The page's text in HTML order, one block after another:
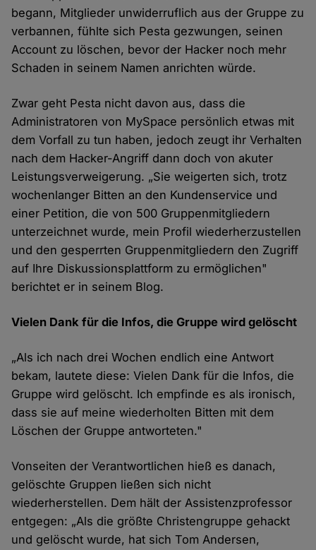
begann, Mitglieder unwiderruflich aus der Gruppe zu
verbannen, fühlte sich Pesta gezwungen, seinen
Account zu löschen, bevor der Hacker noch mehr
Schaden in seinem Namen anrichten würde.
Zwar geht Pesta nicht davon aus, dass die
Administratoren von MySpace persönlich etwas mit
dem Vorfall zu tun haben, jedoch zeugt ihr Verhalten
nach dem Hacker-Angriff dann doch von akuter
Leistungsverweigerung. „Sie weigerten sich, trotz
wochenlanger Bitten an den Kundenservice und
einer Petition, die von 500 Gruppenmitgliedern
unterzeichnet wurde, mein Profil wiederherzustellen
und den gesperrten Gruppenmitgliedern den Zugriff
auf Ihre Diskussionsplattform zu ermöglichen"
berichtet er in seinem Blog.
Vielen Dank für die Infos, die Gruppe wird gelöscht
„Als ich nach drei Wochen endlich eine Antwort
bekam, lautete diese: Vielen Dank für die Infos, die
Gruppe wird gelöscht. Ich empfinde es als ironisch,
dass sie auf meine wiederholten Bitten mit dem
Löschen der Gruppe antworteten."
Vonseiten der Verantwortlichen hieß es danach,
gelöschte Gruppen ließen sich nicht
wiederherstellen. Dem hält der Assistenzprofessor
entgegen: „Als die größte Christengruppe gehackt
und gelöscht wurde, hat sich Tom Andersen,